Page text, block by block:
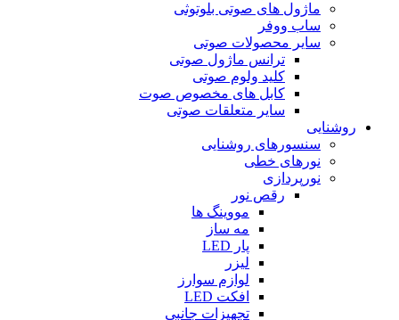
ماژول های صوتی بلوتوثی
ساب ووفر
سایر محصولات صوتی
ترانس ماژول صوتی
کلید ولوم صوتی
کابل های مخصوص صوت
سایر متعلقات صوتی
روشنایی
سنسورهای روشنایی
نورهای خطی
نورپردازی
رقص نور
مووینگ ها
مه ساز
پار LED
لیزر
لوازم سوارز
افکت LED
تجهیزات جانبی